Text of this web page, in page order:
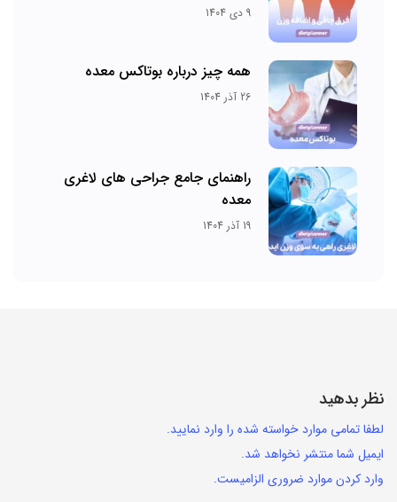
9 دی 1404
همه چیز درباره بوتاکس معده
26 آذر 1404
راهنمای جامع جراحی های لاغری
معده
19 آذر 1404
نظر بدهید
لطفا تمامی موارد خواسته شده را وارد نمایید.
ایمیل شما منتشر نخواهد شد.
وارد کردن موارد ضروری الزامیست.